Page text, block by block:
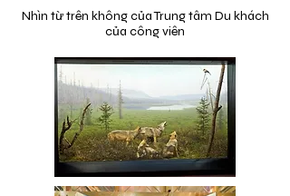
Nhìn từ trên không của Trung tâm Du khách
của công viên